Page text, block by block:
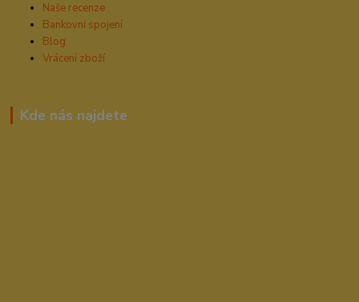
Naše recenze
Bankovní spojení
Blog
Vrácení zboží
Kde nás najdete